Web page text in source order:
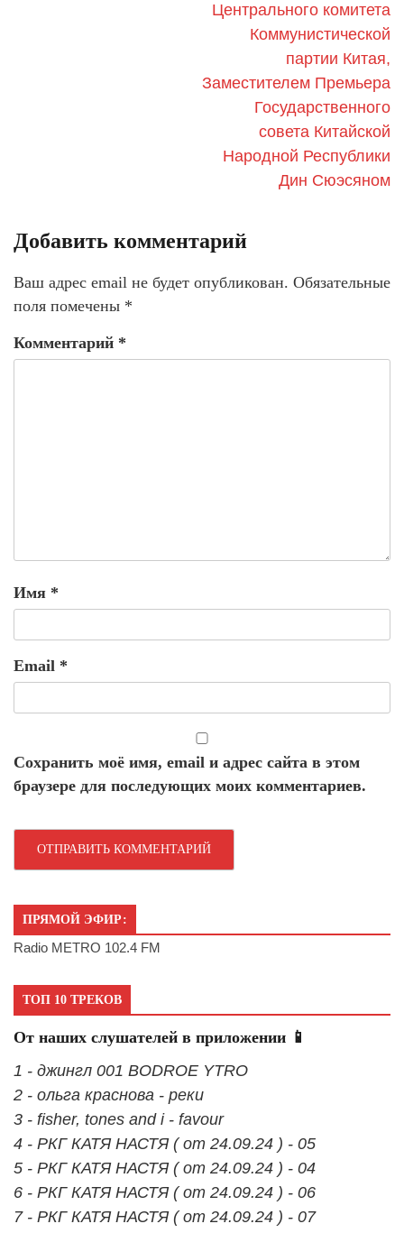
Центрального комитета
Коммунистической
партии Китая,
Заместителем Премьера
Государственного
совета Китайской
Народной Республики
Дин Сюэсяном
Добавить комментарий
Ваш адрес email не будет опубликован. Обязательные
поля помечены *
Комментарий *
Имя *
Email *
Сохранить моё имя, email и адрес сайта в этом
браузере для последующих моих комментариев.
ПРЯМОЙ ЭФИР:
Radio METRO 102.4 FM
ТОП 10 ТРЕКОВ
От наших слушателей в приложении 📱
1 - джингл 001 BODROE YTRO
2 - ольга краснова - реки
3 - fisher, tones and i - favour
4 - РКГ КАТЯ НАСТЯ ( от 24.09.24 ) - 05
5 - РКГ КАТЯ НАСТЯ ( от 24.09.24 ) - 04
6 - РКГ КАТЯ НАСТЯ ( от 24.09.24 ) - 06
7 - РКГ КАТЯ НАСТЯ ( от 24.09.24 ) - 07